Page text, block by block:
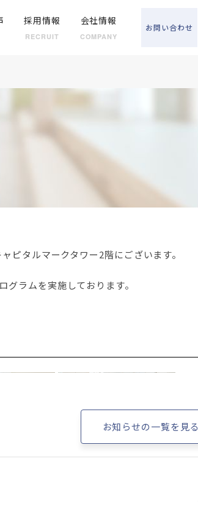
お問い合わせ
採用情報
RECRUIT
会社情報
COMPANY
ピタルマークタワー2階にございます。
ラムを実施しております。
お知らせの一覧を見る